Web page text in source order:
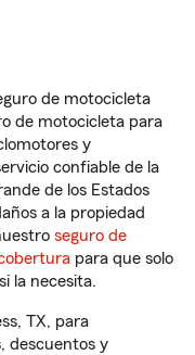
de motocicleta
de motocicleta para
y
confiable de la
de los Estados
a la propiedad
seguro de
para que solo
la necesita.
TX, para
descuentos y